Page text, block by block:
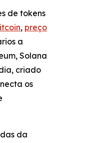
de tokens
, preço
a
Solana
criado
os
da